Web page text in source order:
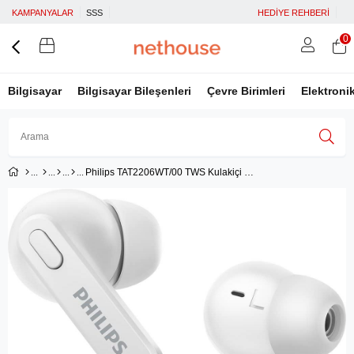
KAMPANYALAR SSS HEDİYE REHBERİ
Bilgisayar Bilgisayar Bileşenleri Çevre Birimleri
Üye Girişi Facebook İle Bağlan
0
Philips TAT2206WT/00 TWS Kulakiçi Kulaklık - Beyaz